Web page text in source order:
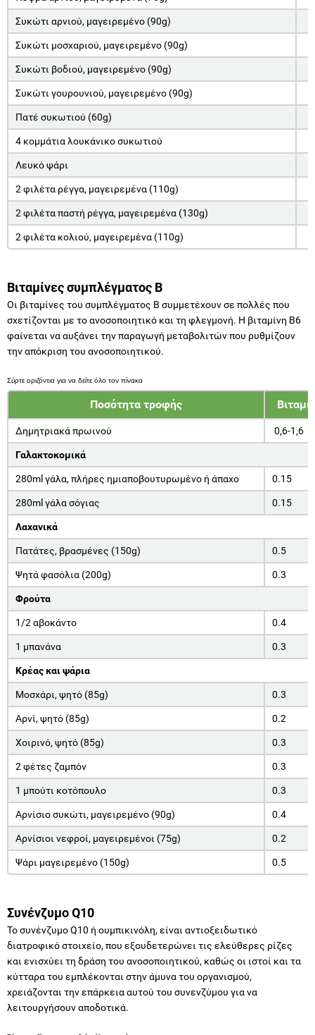
Συκώτι αρνιού, μαγειρεμένο (90g)
Συκώτι μοσχαριού, μαγειρεμένο (90g)
Συκώτι βοδιού, μαγειρεμένο (90g)
Συκώτι γουρουνιού, μαγειρεμένο (90g)
Πατέ συκωτιού (60g)
4 κομμάτια λουκάνικο συκωτιού
Λευκό ψάρι
2 φιλέτα ρέγγα, μαγειρεμένα (110g)
2 φιλέτα παστή ρέγγα, μαγειρεμένα (130g)
2 φιλέτα κολιού, μαγειρεμένα (110g)
Βιταμίνες συμπλέγματος Β
Οι βιταμίνες του συμπλέγματος Β συμμετέχουν σε πολλές που
σχετίζονται με το ανοσοποιητικό και τη φλεγμονή. Η βιταμίνη Β6
φαίνεται να αυξάνει την παραγωγή μεταβολιτών που ρυθμίζουν
την απόκριση του ανοσοποιητικού.
Ποσότητα τροφής
Δημητριακά πρωινού 0,6-1,6
Γαλακτοκομικά
280ml γάλα, πλήρες ημιαποβουτυρωμένο ή άπαχο 0.15
280ml γάλα σόγιας 0.15
Λαχανικά
Πατάτες, βρασμένες (150g) 0.5
Ψητά φασόλια (200g) 0.3
Φρούτα
1/2 αβοκάντο 0.4
1 μπανάνα 0.3
Κρέας και ψάρια
Μοσχάρι, ψητό (85g) 0.3
Αρνί, ψητό (85g) 0.2
Χοιρινό, ψητό (85g) 0.3
2 φέτες ζαμπόν 0.3
1 μπούτι κοτόπουλο 0.3
Αρνίσιο συκώτι, μαγειρεμένο (90g) 0.4
Αρνίσιοι νεφροί, μαγειρεμένοι (75g) 0.2
Ψάρι μαγειρεμένο (150g) 0.5
ΣυνένζυμοQ10
Το συνένζυμο Q10 ή ουμπικινόλη, είναι αντιοξειδωτικό
διατροφικό στοιχείο, που εξουδετερώνει τις ελεύθερες ρίζες
και ενισχύει τη δράση του ανοσοποιητικού, καθώς οι ιστοί και τα
κύτταρα του εμπλέκονται στην άμυνα του οργανισμού,
χρειάζονται την επάρκεια αυτού του συνενζύμου για να
λειτουργήσουν αποδοτικά.